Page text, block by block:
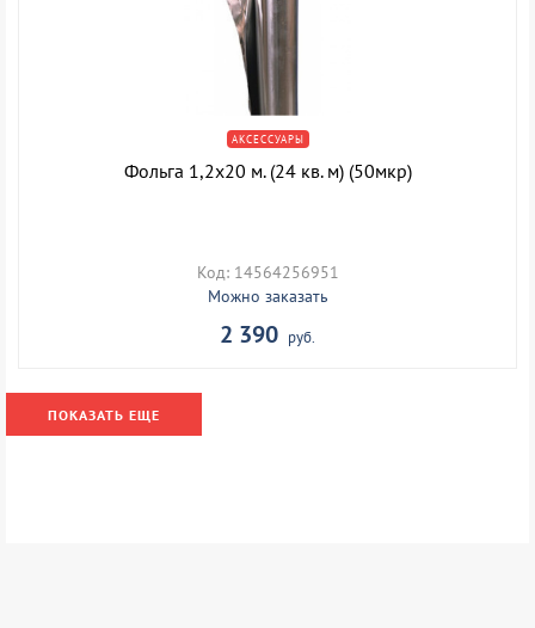
АКСЕССУАРЫ
Фольга 1,2х20 м. (24 кв. м) (50мкр)
Код: 14564256951
Можно заказать
2 390 руб.
ПОКАЗАТЬ ЕЩЕ